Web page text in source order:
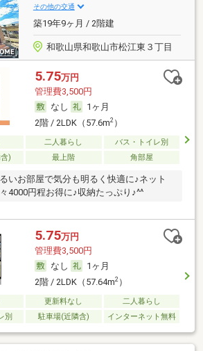
その他の交通
築19年9ヶ月 / 2階建
和歌山県和歌山市松江東３丁目
5.75万円
管理費3,500円
なし
1ヶ月
2階 / 2LDK（57.6m2）
二人暮らし
バス・トイレ別
)
最上階 角部屋
いお部屋で気分も明るく快適に♪ネット
4000円程お得に♪収納たっぷり♪^^
5.75万円
管理費3,500円
なし
1ヶ月
2階 / 2LDK（57.64m2）
更新料なし
二人暮らし
別
駐車場(近隣含) インターネット無料